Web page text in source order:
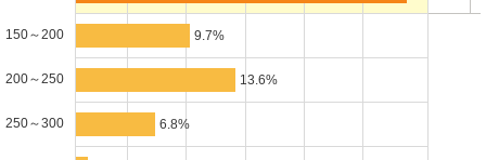
150～200 9.7%
200～250 13.6%
250～300 6.8%